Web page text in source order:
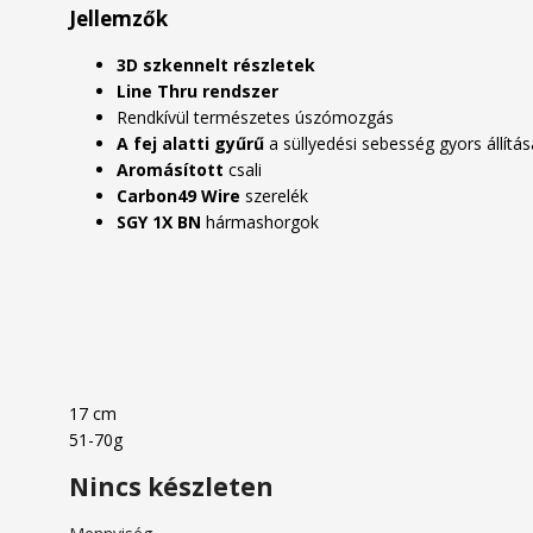
Jellemzők
3D szkennelt részletek
Line Thru rendszer
Rendkívül természetes úszómozgás
A fej alatti gyűrű a süllyedési sebesség gyors
Aromásított csali
Carbon49 Wire szerelék
SGY 1X BN hármashorgok
17 cm
51-70g
Nincs készleten